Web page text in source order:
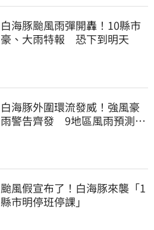
白海豚颱風雨彈開轟！10縣市
豪、大雨特報 恐下到明天
白海豚外圍環流發威！強風豪
雨警告齊發 9地區風雨預測達
颱風假宣布了！白海豚來襲「1
縣市明停班停課」